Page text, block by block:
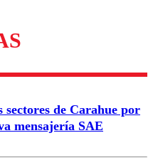
para garantizar un
sectores de Carahue por
mensajería SAE